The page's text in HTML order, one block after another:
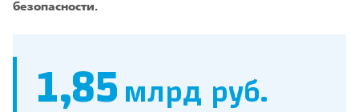
безопасности.
1,85 млрд руб.